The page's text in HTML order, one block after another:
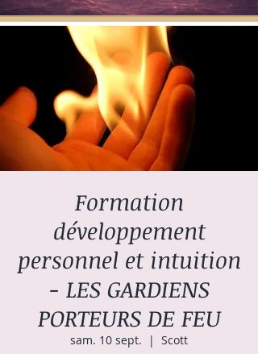
Formation
développement
personnel et intuition
- LES GARDIENS
PORTEURS DE FEU
sam. 10 sept.
  |
Scott